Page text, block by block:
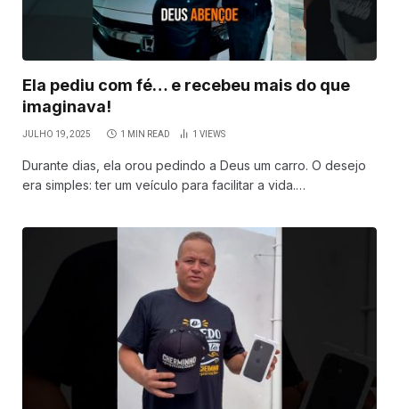
Ela pediu com fé… e recebeu mais do que
imaginava!
JULHO 19, 2025 1 MIN READ 1 VIEWS
Durante dias, ela orou pedindo a Deus um carro. O desejo
era simples: ter um veículo para facilitar a vida.…